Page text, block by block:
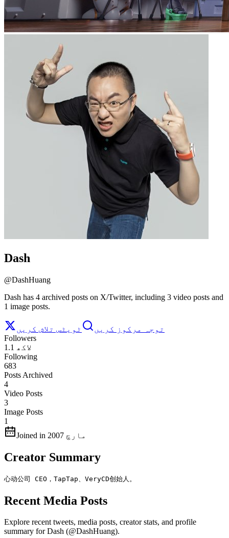
Dash
@DashHuang
Dash has 4 archived posts on X/Twitter, including 3 video posts and
1 image posts.
توجہ مرکوز کریں
ٹویٹس تلاش کریں
Followers
1.1 لاکھ
Following
683
Posts Archived
4
Video Posts
3
Image Posts
1
Joined in مارچ 2007
Creator Summary
心动公司 CEO，TapTap、VeryCD创始人。
Recent Media Posts
Explore recent tweets, media posts, creator stats, and profile
summary for Dash (@DashHuang).